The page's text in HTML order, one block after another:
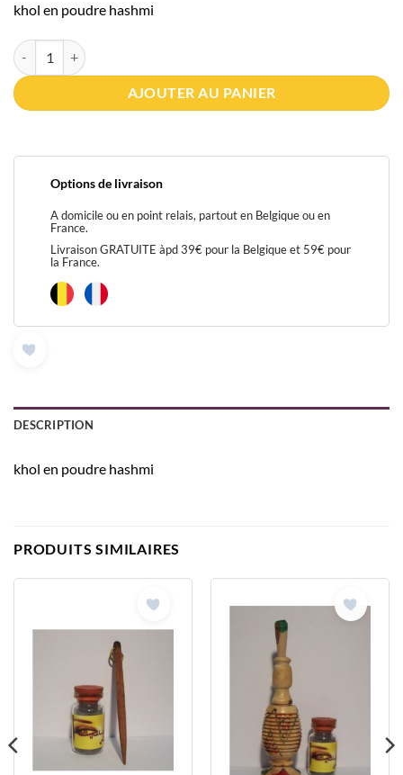
khol en poudre hashmi
quantité de khol en poudre hashmi
AJOUTER AU PANIER
Options de livraison
A domicile ou en point relais, partout en Belgique ou en
France.
Livraison GRATUITE àpd 39€ pour la Belgique et 59€ pour
la France.
DESCRIPTION
khol en poudre hashmi
PRODUITS SIMILAIRES